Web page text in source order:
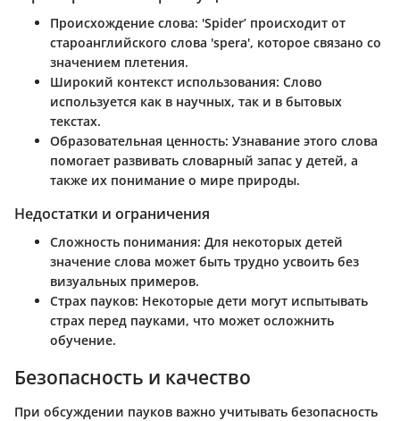
Происхождение слова: 'Spider’ происходит от
староанглийского слова 'spera', которое связано со
значением плетения.
Широкий контекст использования: Слово
используется как в научных, так и в бытовых
текстах.
Образовательная ценность: Узнавание этого слова
помогает развивать словарный запас у детей, а
также их понимание о мире природы.
Недостатки и ограничения
Сложность понимания: Для некоторых детей
значение слова может быть трудно усвоить без
визуальных примеров.
Страх пауков: Некоторые дети могут испытывать
страх перед пауками, что может осложнить
обучение.
Безопасность и качество
При обсуждении пауков важно учитывать безопасность